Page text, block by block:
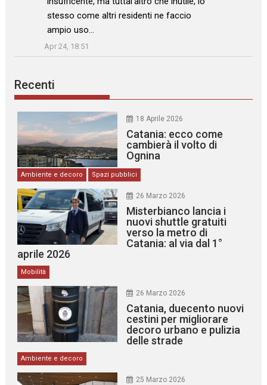
stesso come altri residenti ne faccio
ampio uso…
”
Apr 24, 18:51
Recenti
18 Aprile 2026
Catania: ecco come
cambierà il volto di
Ognina
Ambiente e decoro Spazi pubblici
26 Marzo 2026
Misterbianco lancia i
nuovi shuttle gratuiti
verso la metro di
Catania: al via dal 1°
aprile 2026
Mobilità
26 Marzo 2026
Catania, duecento nuovi
cestini per migliorare
decoro urbano e pulizia
delle strade
Ambiente e decoro
25 Marzo 2026